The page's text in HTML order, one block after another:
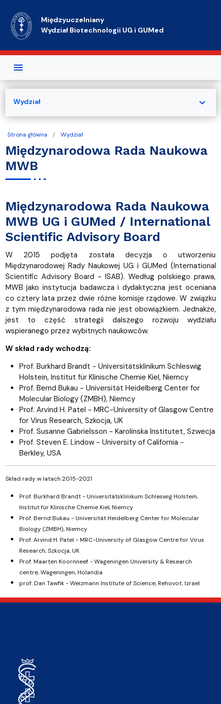
Międzyuczelniany
Wydział Biotechnologii UG i GUMed
Strona główna Wydział
Międzynarodowa Rada Naukowa
MWB
Międzynarodowa Rada Naukowa
MWB UG i GUMed / International
Scientific Advisory Board
W 2015 podjęta została decyzja o utworzeniu
Międzynarodowej Rady Naukowej UG i GUMed (International
Scientific Advisory Board - ISAB). Według polskiego prawa,
MWB jako instytucja badawcza i dydaktyczna jest oceniana
co cztery lata przez dwie różne komisje rządowe. W związku
z tym międzynarodowa rada nie jest obowiązkiem. Jednakże,
jest to część strategii dalszego rozwoju wydziału
wspieranego przez wybitnych naukowców.
W skład rady wchodzą:
Prof. Burkhard Brandt - Universitätsklinikum Schleswig
Holstein, Institut für Klinische Chemie Kiel, Niemcy
Prof. Bernd Bukau - Universität Heidelberg Center for
Molecular Biology (ZMBH), Niemcy
Prof. Arvind H. Patel - MRC-University of Glasgow Centre
for Virus Research, Szkocja, UK
Prof. Susanne Gabrielsson - Karolinska Institutet, Szwecja
Prof. Steven E. Lindow - University of California -
Berkley, USA
Skład rady w latach 2015-2021
Prof. Burkhard Brandt - Universitätsklinikum Schleswig Holstein,
Institut für Klinische Chemie Kiel, Niemcy
Prof. Bernd Bukau - Universität Heidelberg Center for Molecular
Biology (ZMBH), Niemcy
Prof. Arvind H. Patel - MRC-University of Glasgow Centre for Virus
Research, Szkocja, UK
Prof. Maarten Koornneef - Wageningen University & Research
centre, Wageningen, Holandia
prof. Dan Tawfik - Weizmann Institute of Science, Rehovot, Izrael
Wydział expand_more